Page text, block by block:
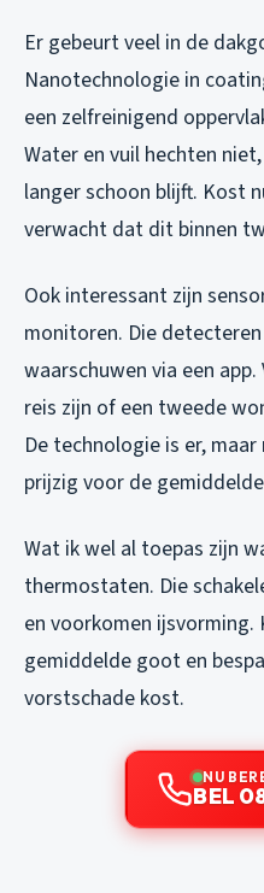
Er gebeurt veel in de
Nanotechnologie in
een zelfreinigend
Water en vuil hechten
langer schoon blijft. Kost
verwacht dat dit binnen
Ook interessant zijn
monitoren. Die
waarschuwen via een
reis zijn of een tweede
De technologie is er,
prijzig voor de
Wat ik wel al toepas zijn
thermostaten. Die
en voorkomen ijsvorming.
gemiddelde goot en
vorstschade kost.
NU
BEL